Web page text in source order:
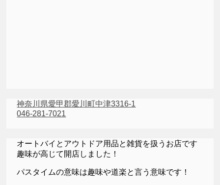
神奈川県愛甲郡愛川町中津3316-1
046-281-7021
オートバイとアウトドア用品と雑貨を扱うお店です
趣味が高じて開店しました！
パスタイムの意味は趣味や道楽と言う意味です！